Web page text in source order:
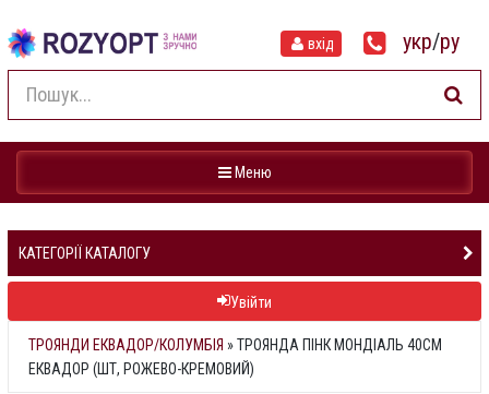
вхід укр/ру
Навігація
Меню
КАТЕГОРІЇ КАТАЛОГУ
Увійти
ТРОЯНДИ ЕКВАДОР/КОЛУМБІЯ »ТРОЯНДА ПІНК МОНДІАЛЬ 40СМ
ЕКВАДОР (ШТ, РОЖЕВО-КРЕМОВИЙ)